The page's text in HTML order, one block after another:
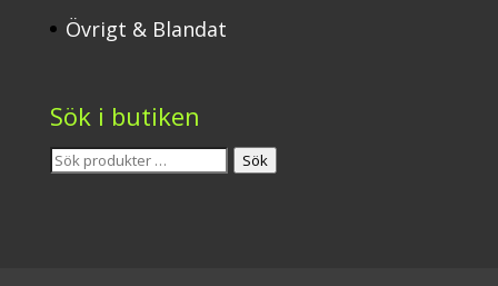
Övrigt & Blandat
Sök i butiken
Sök
Sök